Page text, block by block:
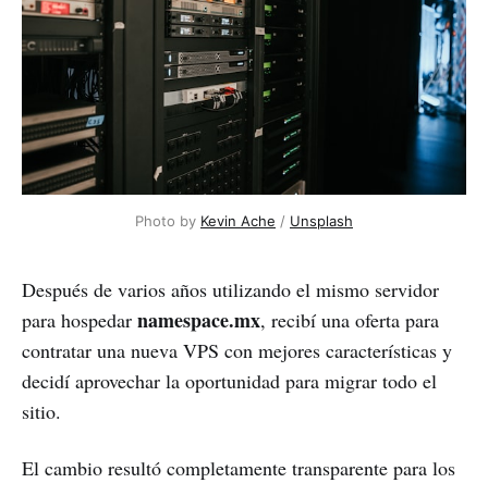
Photo by Kevin Ache / Unsplash
Después de varios años utilizando el mismo servidor
para hospedar namespace.mx, recibí una oferta para
contratar una nueva VPS con mejores características y
decidí aprovechar la oportunidad para migrar todo el
sitio.
El cambio resultó completamente transparente para los